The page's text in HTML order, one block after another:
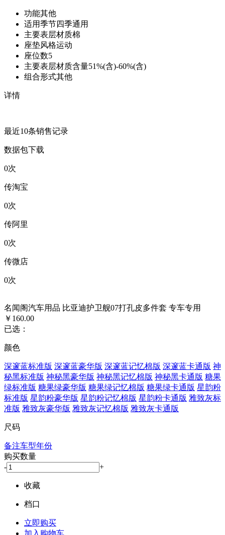
功能其他
适用季节四季通用
主要表层材质棉
座垫风格运动
座位数5
主要表层材质含量51%(含)-60%(含)
组合形式其他
详情
最近10条销售记录
数据包下载
0次
传淘宝
0次
传阿里
0次
传微店
0次
名闻阁汽车用品 比亚迪护卫舰07打孔皮多件套 专车专用
￥160.00
已选：
颜色
深邃蓝标准版 深邃蓝豪华版 深邃蓝记忆棉版 深邃蓝卡通版 神
秘黑标准版 神秘黑豪华版 神秘黑记忆棉版 神秘黑卡通版 糖果
绿标准版 糖果绿豪华版 糖果绿记忆棉版 糖果绿卡通版 星韵粉
标准版 星韵粉豪华版 星韵粉记忆棉版 星韵粉卡通版 雅致灰标
准版 雅致灰豪华版 雅致灰记忆棉版 雅致灰卡通版
尺码
备注车型年份
购买数量
-
+
收藏
档口
立即购买